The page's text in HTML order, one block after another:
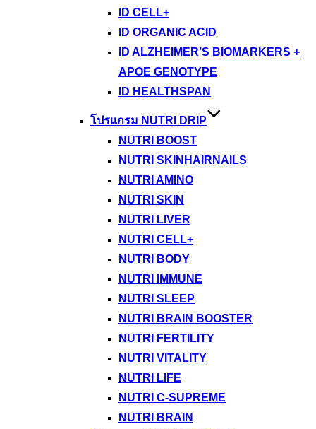
ID CELL+
ID ORGANIC ACID
ID ALZHEIMER’S BIOMARKERS +
APOE GENOTYPE
ID HEALTHSPAN
โปรแกรม NUTRI DRIP
NUTRI BOOST
NUTRI SKINHAIRNAILS
NUTRI AMINO
NUTRI SKIN
NUTRI LIVER
NUTRI CELL+
NUTRI BODY
NUTRI IMMUNE
NUTRI SLEEP
NUTRI BRAIN BOOSTER
NUTRI FERTILITY
NUTRI VITALITY
NUTRI LIFE
NUTRI C-SUPREME
NUTRI BRAIN